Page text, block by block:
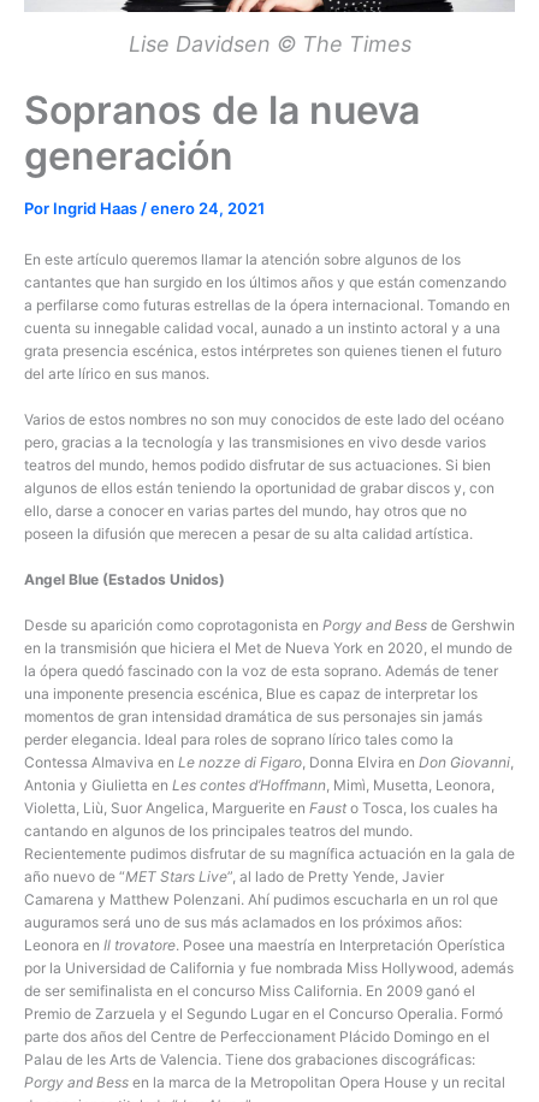
Lise Davidsen © The Times
Sopranos de la nueva
generación
Por Ingrid Haas /enero 24, 2021
En este artículo queremos llamar la atención sobre algunos de los
cantantes que han surgido en los últimos años y que están comenzando
a perfilarse como futuras estrellas de la ópera internacional. Tomando en
cuenta su innegable calidad vocal, aunado a un instinto actoral y a una
grata presencia escénica, estos intérpretes son quienes tienen el futuro
del arte lírico en sus manos.
Varios de estos nombres no son muy conocidos de este lado del océano
pero, gracias a la tecnología y las transmisiones en vivo desde varios
teatros del mundo, hemos podido disfrutar de sus actuaciones. Si bien
algunos de ellos están teniendo la oportunidad de grabar discos y, con
ello, darse a conocer en varias partes del mundo, hay otros que no
poseen la difusión que merecen a pesar de su alta calidad artística.
Angel Blue (Estados Unidos)
Desde su aparición como coprotagonista en Porgy and Bess de Gershwin
en la transmisión que hiciera el Met de Nueva York en 2020, el mundo de
la ópera quedó fascinado con la voz de esta soprano. Además de tener
una imponente presencia escénica, Blue es capaz de interpretar los
momentos de gran intensidad dramática de sus personajes sin jamás
perder elegancia. Ideal para roles de soprano lírico tales como la
Contessa Almaviva en Le nozze di Figaro, Donna Elvira en Don Giovanni,
Antonia y Giulietta en Les contes d’Hoffmann, Mimì, Musetta, Leonora,
Violetta, Liù, Suor Angelica, Marguerite en Faust o Tosca, los cuales ha
cantando en algunos de los principales teatros del mundo.
Recientemente pudimos disfrutar de su magnífica actuación en la gala de
año nuevo de “MET Stars Live”, al lado de Pretty Yende, Javier
Camarena y Matthew Polenzani. Ahí pudimos escucharla en un rol que
auguramos será uno de sus más aclamados en los próximos años:
Leonora en Il trovatore. Posee una maestría en Interpretación Operística
por la Universidad de California y fue nombrada Miss Hollywood, además
de ser semifinalista en el concurso Miss California. En 2009 ganó el
Premio de Zarzuela y el Segundo Lugar en el Concurso Operalia. Formó
parte dos años del Centre de Perfeccionament Plácido Domingo en el
Palau de les Arts de Valencia. Tiene dos grabaciones discográficas:
Porgy and Bess en la marca de la Metropolitan Opera House y un recital